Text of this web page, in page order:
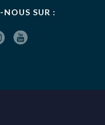
NOUS SUR :